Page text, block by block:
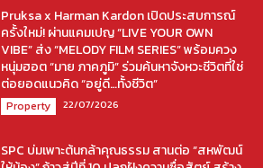
Pruksa x Harman Kardon เปิดประสบการณ์
ครั้งใหม่! ผ่านแคมเปญ “LIVE YOUR OWN
VIBE” ส่ง “MELODY FILM SERIES” พร้อมควง
หนุ่มฮอต “มาย ภาคภูมิ” ร่วมค้นหาจังหวะชีวิตที่ใช่
ต่อยอดแนวคิด “อยู่ดี…ทั้งชีวิต”
Property 22/07/2026
SPC บ่มเพาะต้นกล้าคุณธรรม สานต่อ “สหพัฒน์